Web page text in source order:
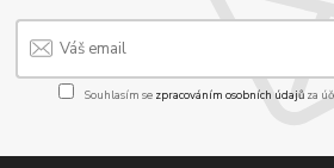
Souhlasím se zpracováním osobních údajůza